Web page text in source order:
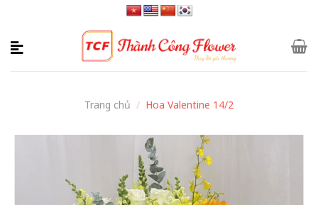
content
Trang chủ / Hoa Valentine 14/2